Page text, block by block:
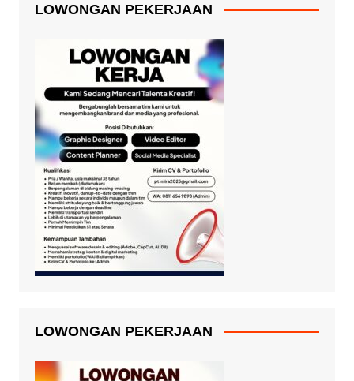
LOWONGAN PEKERJAAN
LOWONGAN PEKERJAAN